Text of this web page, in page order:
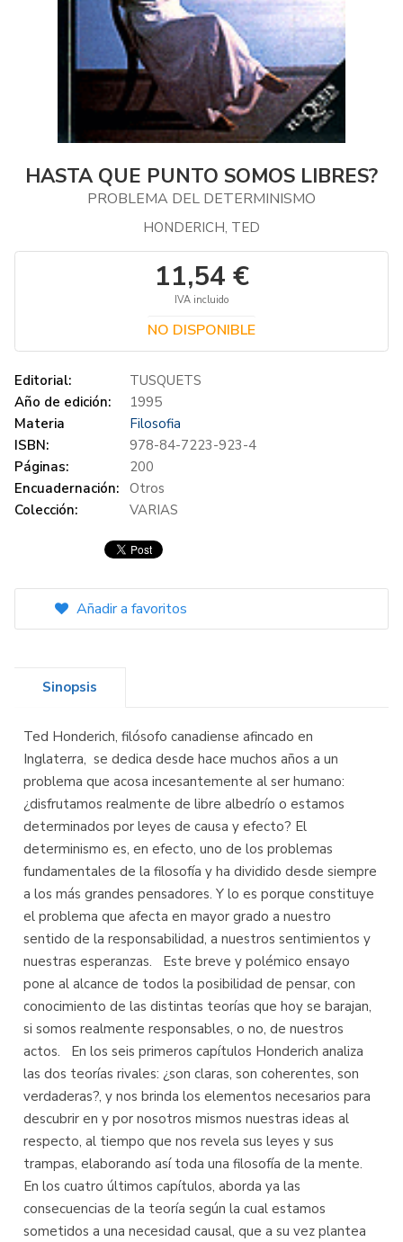
HASTA QUE PUNTO SOMOS LIBRES?
PROBLEMA DEL DETERMINISMO
HONDERICH, TED
11,54 €
IVA incluido
NO DISPONIBLE
Editorial:
TUSQUETS
Año de edición:
1995
Materia
Filosofia
ISBN:
978-84-7223-923-4
Páginas:
200
Encuadernación: Otros
Colección:
VARIAS
Añadir a favoritos
Sinopsis
Ted Honderich, filósofo canadiense afincado en
Inglaterra, se dedica desde hace muchos años a un
problema que acosa incesantemente al ser humano:
¿disfrutamos realmente de libre albedrío o estamos
determinados por leyes de causa y efecto? El
determinismo es, en efecto, uno de los problemas
fundamentales de la filosofía y ha dividido desde siempre
a los más grandes pensadores. Y lo es porque constituye
el problema que afecta en mayor grado a nuestro
sentido de la responsabilidad, a nuestros sentimientos y
nuestras esperanzas. Este breve y polémico ensayo
pone al alcance de todos la posibilidad de pensar, con
conocimiento de las distintas teorías que hoy se barajan,
si somos realmente responsables, o no, de nuestros
actos. En los seis primeros capítulos Honderich analiza
las dos teorías rivales: ¿son claras, son coherentes, son
verdaderas?, y nos brinda los elementos necesarios para
descubrir en y por nosotros mismos nuestras ideas al
respecto, al tiempo que nos revela sus leyes y sus
trampas, elaborando así toda una filosofía de la mente.
En los cuatro últimos capítulos, aborda ya las
consecuencias de la teoría según la cual estamos
sometidos a una necesidad causal, que a su vez plantea